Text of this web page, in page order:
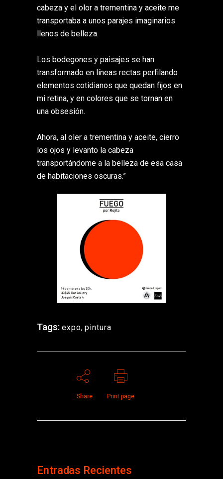
cabeza y el olor a trementina y aceite me
transportaba a unos parajes imaginarios
llenos de belleza.
Los bodegones y paisajes se han
transformado en líneas rectas perfilando
elementos cotidianos que quedan fijos en
mi retina, y en colores que se tornan en
una obsesión.
Ahora, al oler a trementina y aceite, cierro
los ojos y levanto la cabeza
transportándome a la belleza de esa casa
de habitaciones oscuras.”
Tags: expo, pintura
Share Print page
Entradas Recientes